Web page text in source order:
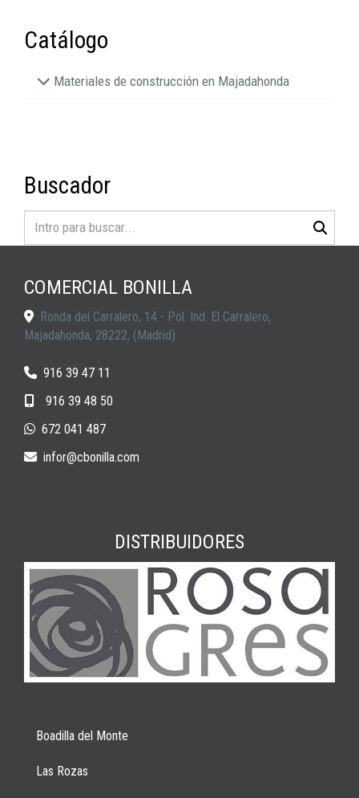
Catálogo
Materiales de construcción en Majadahonda
Buscador
COMERCIAL BONILLA
Ronda del Carralero, 14 - Pol. Ind. El Carralero,
Majadahonda, 28222, (Madrid)
916 39 47 11
916 39 48 50
672 041 487
infor
cbonilla.com
DISTRIBUIDORES
Boadilla del Monte
Las Rozas